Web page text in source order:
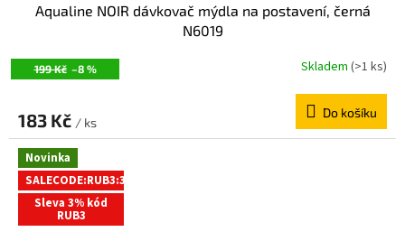
199 Kč –8 %
Aqualine NOIR dávkovač mýdla na postavení, černá
N6019
Skladem (>1 ks)
183 Kč / ks
Do košíku
Novinka
SALECODE:RUB3:3:%
Sleva 3% kód
RUB3